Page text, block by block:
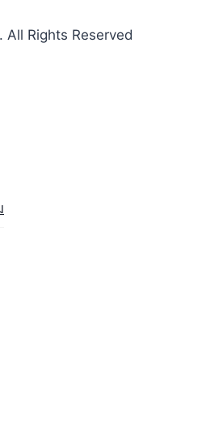
Rights Reserved